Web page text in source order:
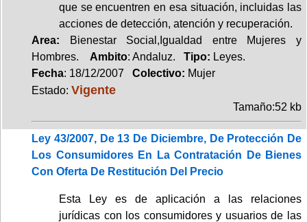
que se encuentren en esa situación, incluidas las
acciones de detección, atención y recuperación.
Area: Bienestar Social,Igualdad entre Mujeres y
Hombres. Ambito: Andaluz. Tipo: Leyes.
Fecha: 18/12/2007 Colectivo: Mujer
Estado: Vigente
Tamaño:52 kb
Ley 43/2007, De 13 De Diciembre, De Protección De
Los Consumidores En La Contratación De Bienes
Con Oferta De Restitución Del Precio
Esta Ley es de aplicación a las relaciones
jurídicas con los consumidores y usuarios de las